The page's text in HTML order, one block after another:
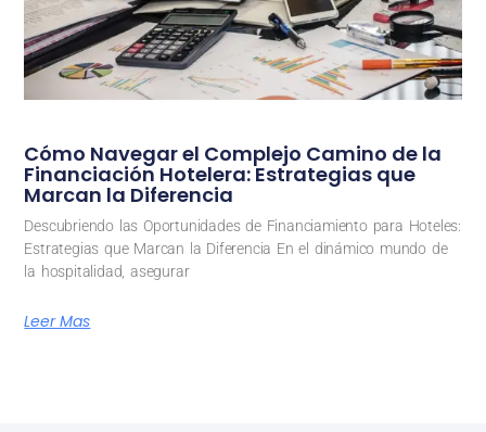
Cómo Navegar el Complejo Camino de la
Financiación Hotelera: Estrategias que
Marcan la Diferencia
Descubriendo las Oportunidades de Financiamiento para Hoteles:
Estrategias que Marcan la Diferencia En el dinámico mundo de
la hospitalidad, asegurar
Leer Mas